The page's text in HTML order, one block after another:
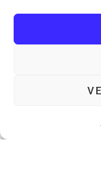
He llegit i
Ajuntament de Tiana
Política de